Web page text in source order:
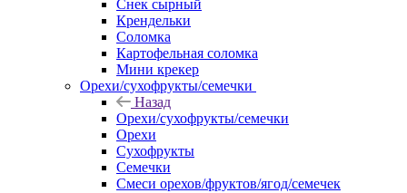
Снек сырный
Крендельки
Соломка
Картофельная соломка
Мини крекер
Орехи/сухофрукты/семечки
Назад
Орехи/сухофрукты/семечки
Орехи
Сухофрукты
Семечки
Смеси орехов/фруктов/ягод/семечек